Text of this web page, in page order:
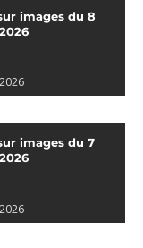
images du 8
images du 7